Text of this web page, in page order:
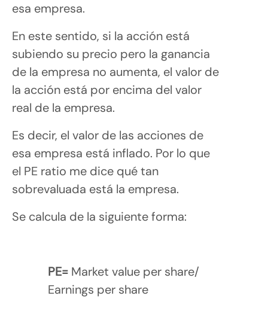
esa empresa.
En este sentido, si la acción está
subiendo su precio pero la ganancia
de la empresa no aumenta, el valor de
la acción está por encima del valor
real de la empresa.
Es decir, el valor de las acciones de
esa empresa está inflado. Por lo que
el PE ratio me dice qué tan
sobrevaluada está la empresa.
Se calcula de la siguiente forma:
PE= Market value per share/
Earnings per share